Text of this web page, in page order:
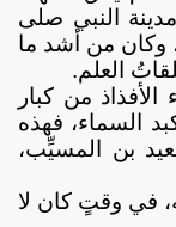
النبي صلى
وكان من أشد ما
العلم.
من كبار
السماء، فهذه
بن المسيِّب،
في وقتٍ كان لا